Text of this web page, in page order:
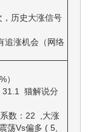
历史大涨信号
追涨机会（网络
）
31.1 猫解说分
数：22 ,大涨
荡Vs偏多 ( 5,